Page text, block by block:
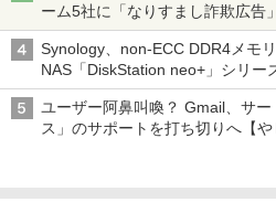
ーム5社に「なりすまし詐欺広告
真や映像を使った投資詐欺など
Synology、non-ECC DDR4メモ
NAS「DiskStation neo+」シリー
ECCメモリへのアップグレード
ユーザー阿鼻叫喚？ Gmail、サ
ス」のサポートを打ち切りへ【や